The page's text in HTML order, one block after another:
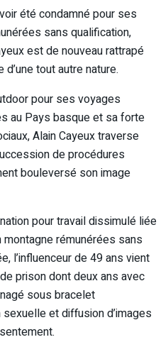
été condamné pour ses
sans qualification,
est de nouveau rattrapé
tout autre nature.
pour ses voyages
au Pays basque et sa forte
Alain Cayeux traverse
de procédures
bouleversé son image
pour travail dissimulé liée
montagne rémunérées sans
l’influenceur de 49 ans vient
prison dont deux ans avec
sous bracelet
et diffusion d’images